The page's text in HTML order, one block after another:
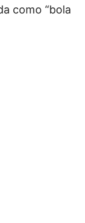
como “bola